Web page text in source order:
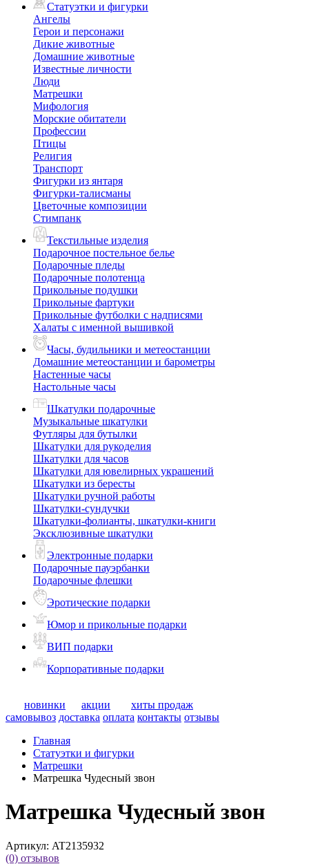
Статуэтки и фигурки
Ангелы
Герои и персонажи
Дикие животные
Домашние животные
Известные личности
Люди
Матрешки
Мифология
Морские обитатели
Профессии
Птицы
Религия
Транспорт
Фигурки из янтаря
Фигурки-талисманы
Цветочные композиции
Стимпанк
Текстильные изделия
Подарочное постельное белье
Подарочные пледы
Подарочные полотенца
Прикольные подушки
Прикольные фартуки
Прикольные футболки с надписями
Халаты с именной вышивкой
Часы, будильники и метеостанции
Домашние метеостанции и барометры
Настенные часы
Настольные часы
Шкатулки подарочные
Музыкальные шкатулки
Футляры для бутылки
Шкатулки для рукоделия
Шкатулки для часов
Шкатулки для ювелирных украшений
Шкатулки из бересты
Шкатулки ручной работы
Шкатулки-сундучки
Шкатулки-фолианты, шкатулки-книги
Эксклюзивные шкатулки
Электронные подарки
Подарочные пауэрбанки
Подарочные флешки
Эротические подарки
Юмор и прикольные подарки
ВИП подарки
Корпоративные подарки
новинки акции
хиты продаж
самовывоз доставка оплата контакты отзывы
Главная
Статуэтки и фигурки
Матрешки
Матрешка Чудесный звон
Матрешка Чудесный звон
Артикул: AT2135932
(0) отзывов